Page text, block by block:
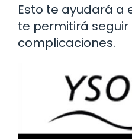
Esto te ayudará a
te permitirá seguir
complicaciones.